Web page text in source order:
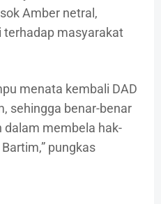
Amber netral,
terhadap masyarakat
menata kembali DAD
sehingga benar-benar
dalam membela hak-
pungkas